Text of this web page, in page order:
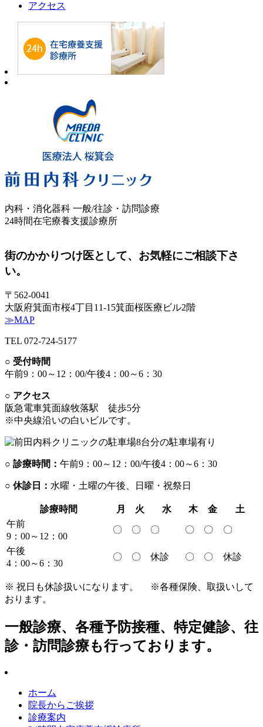
アクセス
内科・消化器科 一般/往診・訪問診療
24時間在宅療養支援診療所
街のかかりつけ医として、 お気軽にご相談下さ
い。
〒562‐0041
大阪府箕面市桜4丁目11‐15箕面桜医療ビル2階
≫MAP
TEL 072-724-5177
○ 受付時間
午前9：00～12：00/午後4：00～6：30
○ アクセス
阪急電車箕面線牧落駅 徒歩5分
※中央線沿いの白いビルです。
8台分の駐車場有り
○ 診療時間： 午前9：00～12：00/午後4：00～6：30
○ 休診日： 水曜・土曜の午後、日曜・祝祭日
診療時間 月 火 水 木 金
土
午前
9：00～12：00
〇 〇 〇 〇 〇 〇
午後
4：00～6：30
〇 〇 休診 〇 〇 休診
※ 祝日も休診扱いになります。
※各種保険、取扱いして
おります。
一般診療、各種予防接種、特定健診、 往
診・訪問診療も行っております。
ホーム
院長からご挨拶
診療案内